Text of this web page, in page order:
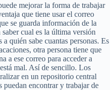
mejorar la forma de trabajar
que tiene usar el correo
se guarda información de la
cual es la última versión
quién sabe cuantas personas. Es
otra persona tiene que
a ese correo para acceder a
mal. Así de sencillo. Los
en un repositorio central
puedan encontrar y trabajar de